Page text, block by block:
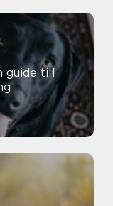
guide till